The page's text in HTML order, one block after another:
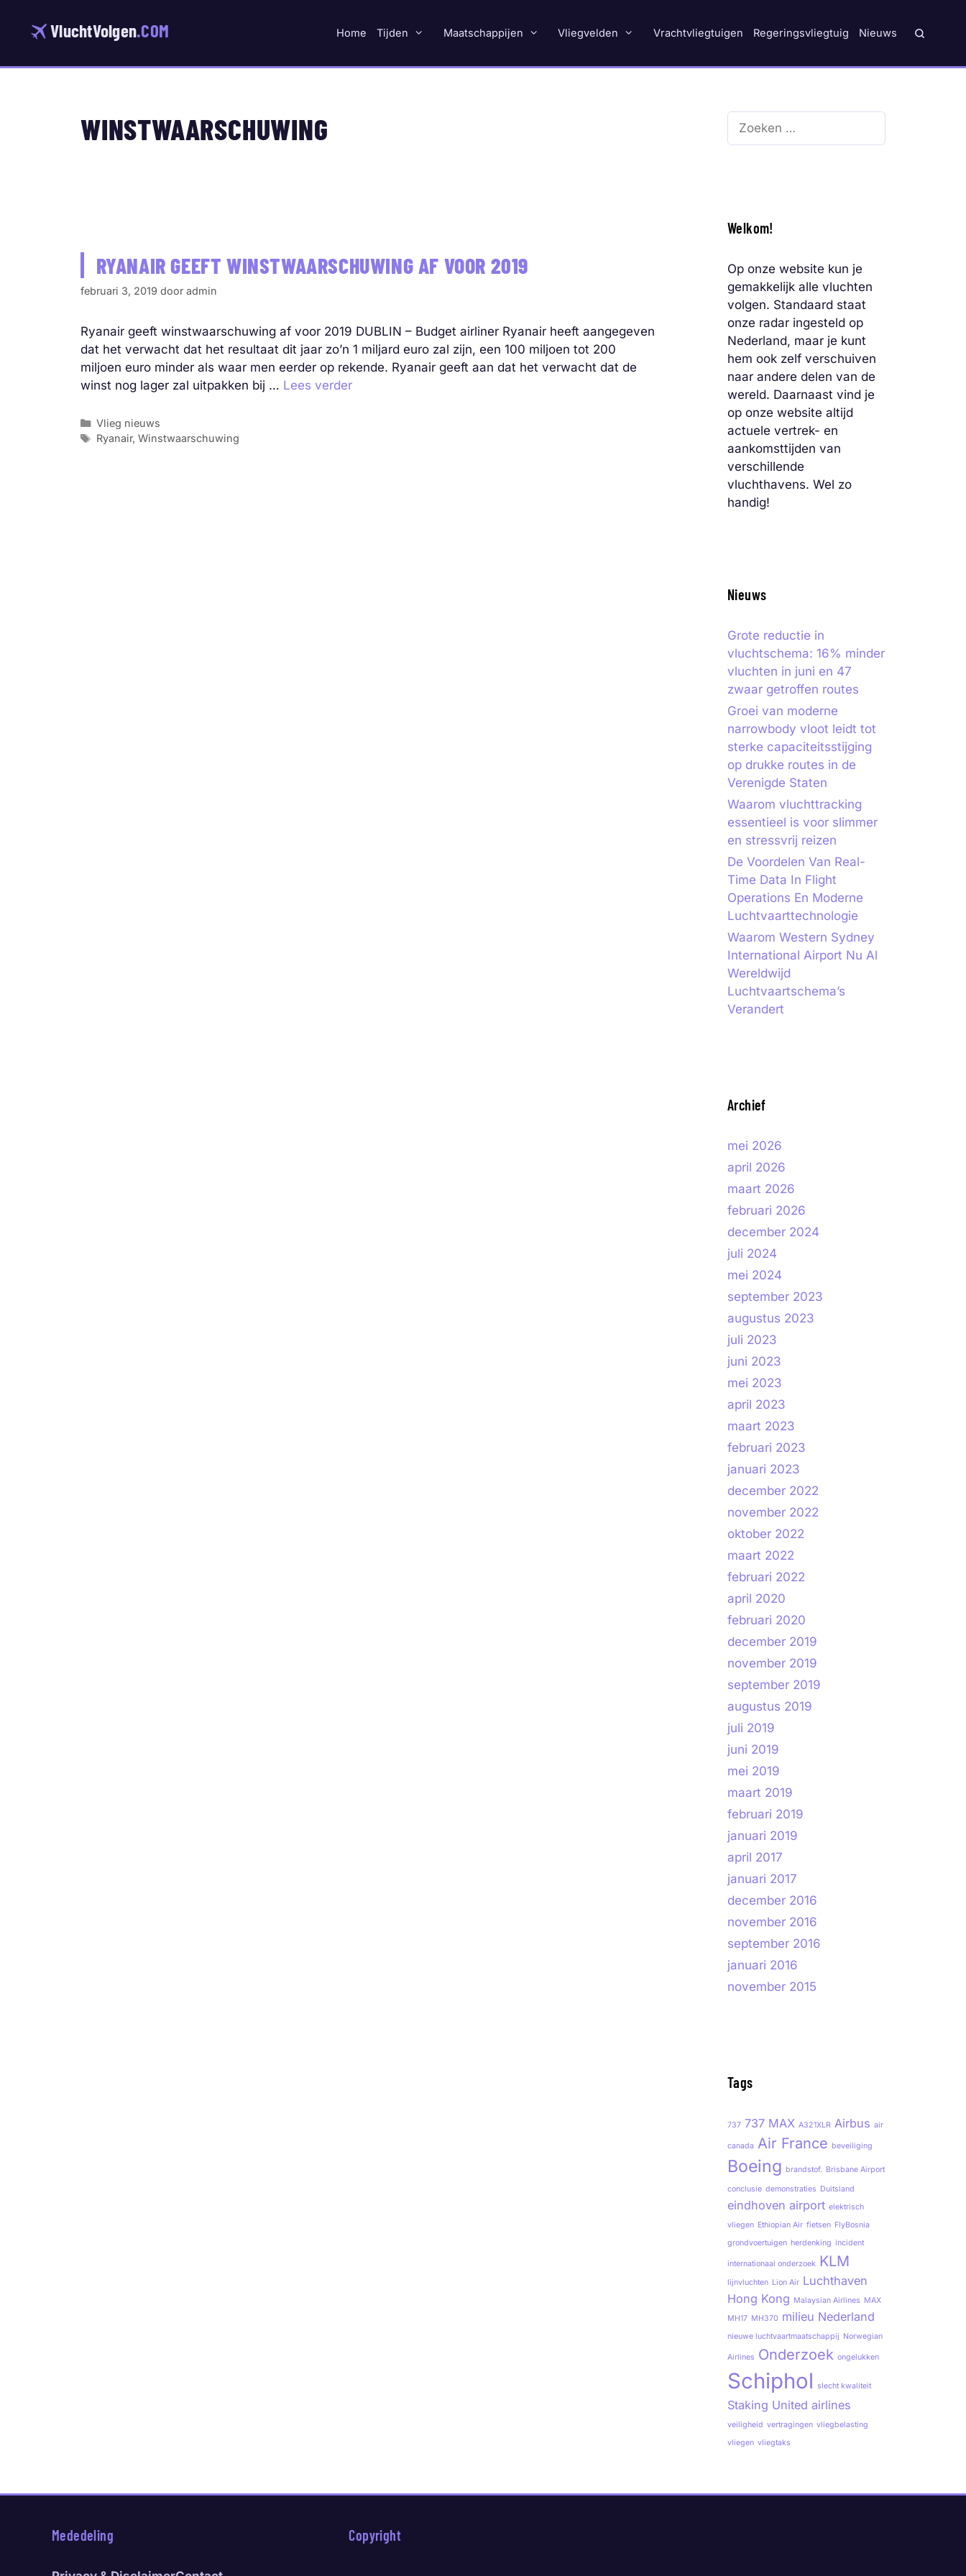
VluchtVolgen.COM Home Tijden Maatschappijen Vliegvelden Vrachtvliegtuigen Regeringsvliegtuig Nieuws
WINSTWAARSCHUWING
RYANAIR GEEFT WINSTWAARSCHUWING AF VOOR 2019
februari 3, 2019 door admin
Ryanair geeft winstwaarschuwing af voor 2019 DUBLIN – Budget airliner Ryanair heeft aangegeven
dat het verwacht dat het resultaat dit jaar zo’n 1 miljard euro zal zijn, een 100 miljoen tot 200
miljoen euro minder als waar men eerder op rekende. Ryanair geeft aan dat het verwacht dat de
winst nog lager zal uitpakken bij … Lees verder
Categorieën
Vlieg nieuws
Tags
Ryanair, Winstwaarschuwing
Zoek
Welkom!
Op onze website kun je
gemakkelijk alle vluchten
volgen. Standaard staat
onze radar ingesteld op
Nederland, maar je kunt
hem ook zelf verschuiven
naar andere delen van de
wereld. Daarnaast vind je
op onze website altijd
actuele vertrek- en
aankomsttijden van
verschillende
vluchthavens. Wel zo
handig!
Nieuws
Grote reductie in
vluchtschema: 16% minder
vluchten in juni en 47
zwaar getroffen routes
Groei van moderne
narrowbody vloot leidt tot
sterke capaciteitsstijging
op drukke routes in de
Verenigde Staten
Waarom vluchttracking
essentieel is voor slimmer
en stressvrij reizen
De Voordelen Van Real-
Time Data In Flight
Operations En Moderne
Luchtvaarttechnologie
Waarom Western Sydney
International Airport Nu Al
Wereldwijd
Luchtvaartschema’s
Verandert
Archief
mei 2026
april 2026
maart 2026
februari 2026
december 2024
juli 2024
mei 2024
september 2023
augustus 2023
juli 2023
juni 2023
mei 2023
april 2023
maart 2023
februari 2023
januari 2023
december 2022
november 2022
oktober 2022
maart 2022
februari 2022
april 2020
februari 2020
december 2019
november 2019
september 2019
augustus 2019
juli 2019
juni 2019
mei 2019
maart 2019
februari 2019
januari 2019
april 2017
januari 2017
december 2016
november 2016
september 2016
januari 2016
november 2015
Tags
737 737 MAX A321XLR Airbus air
canada Air France beveiliging
Boeing brandstof. Brisbane Airport
conclusie demonstraties Duitsland
eindhoven airport elektrisch
vliegen Ethiopian Air fietsen FlyBosnia
grondvoertuigen herdenking incident
internationaal onderzoek KLM
lijnvluchten Lion Air Luchthaven
Hong Kong Malaysian Airlines MAX
MH17 MH370 milieu Nederland
nieuwe luchtvaartmaatschappij Norwegian
Airlines Onderzoek ongelukken
Schiphol slecht kwaliteit
Staking United airlines
veiligheid vertragingen vliegbelasting
vliegen vliegtaks
Mededeling Copyright